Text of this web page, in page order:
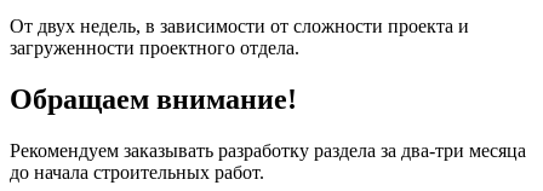
От двух недель, в зависимости от сложности проекта и
загруженности проектного отдела.
Обращаем внимание!
Рекомендуем заказывать разработку раздела за два-три месяца
до начала строительных работ.